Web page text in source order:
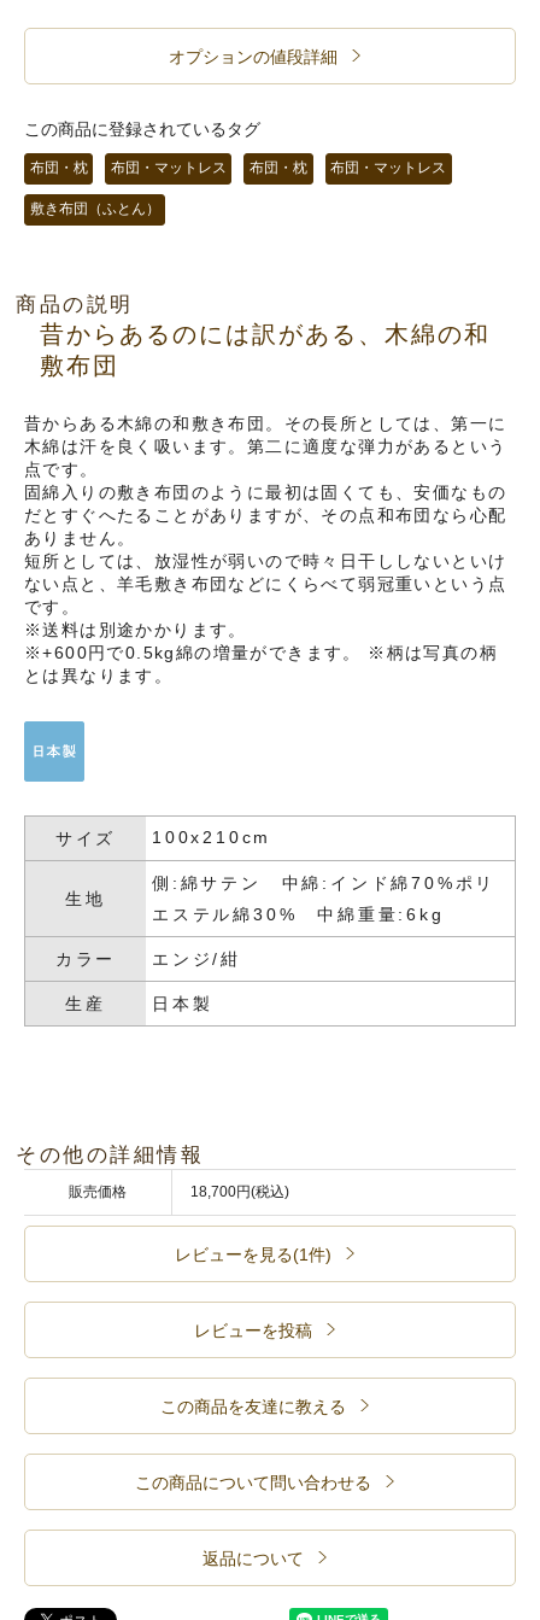
オプションの値段詳細
この商品に登録されているタグ
布団・枕 布団・マットレス 布団・枕 布団・マットレス
敷き布団（ふとん）
商品の説明
昔からあるのには訳がある、木綿の和
敷布団
昔からある木綿の和敷き布団。その長所としては、第一に
木綿は汗を良く吸います。第二に適度な弾力があるという
点です。
固綿入りの敷き布団のように最初は固くても、安価なもの
だとすぐへたることがありますが、その点和布団なら心配
ありません。
短所としては、放湿性が弱いので時々日干ししないといけ
ない点と、羊毛敷き布団などにくらべて弱冠重いという点
です。
※送料は別途かかります。
※+600円で0.5kg綿の増量ができます。 ※柄は写真の柄
とは異なります。
サイズ 100x210cm
生地
側:綿サテン 中綿:インド綿70%ポリ
エステル綿30% 中綿重量:6kg
カラー エンジ/紺
生産 日本製
その他の詳細情報
販売価格 18,700円(税込)
レビューを見る(1件)
レビューを投稿
この商品を友達に教える
この商品について問い合わせる
返品について